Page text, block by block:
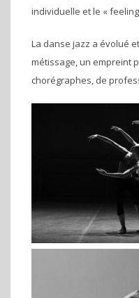
individuelle et le « feeling
La danse jazz a évolué
métissage, un empreint
chorégraphes, de